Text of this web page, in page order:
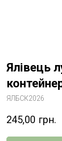
Ялівець
ЯЛБСК2026
245,00 грн.